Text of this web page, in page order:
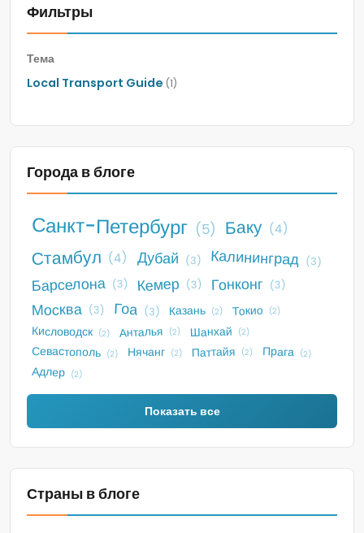
Фильтры
Тема
Local Transport Guide (1)
Города в блоге
Санкт-Петербург (5) Баку (4)
Стамбул (4) Дубай (3) Калининград (3)
Барселона (3) Кемер (3) Гонконг (3)
Москва (3) Гоа (3) Казань (2) Токио (2)
Кисловодск (2) Анталья (2) Шанхай (2)
Севастополь (2) Нячанг (2) Паттайя (2) Прага (2)
Адлер (2)
Показать все
Страны в блоге